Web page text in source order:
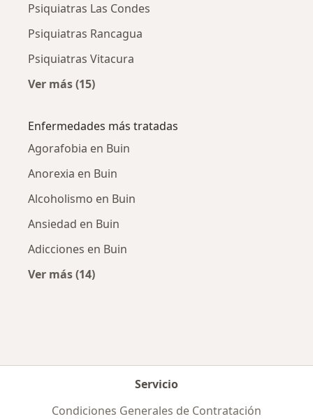
Psiquiatras Las Condes
Psiquiatras Rancagua
Psiquiatras Vitacura
Ver más (15)
Enfermedades más tratadas
Agorafobia en Buin
Anorexia en Buin
Alcoholismo en Buin
Ansiedad en Buin
Adicciones en Buin
Ver más (14)
Servicio
Condiciones Generales de Contratación